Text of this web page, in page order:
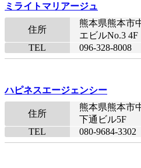
ミライトマリアージュ
住所
熊本県熊本市
エビルNo.3 4F
TEL
096-328-8008​
ハピネスエージェンシー
住所
熊本県熊本市
下通ビル5F
TEL
080-9684-3302​